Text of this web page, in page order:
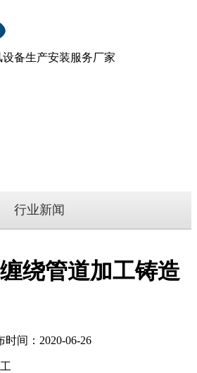
设备生产安装服务厂家
行业新闻
绕管道加工铸造
间：2020-06-26